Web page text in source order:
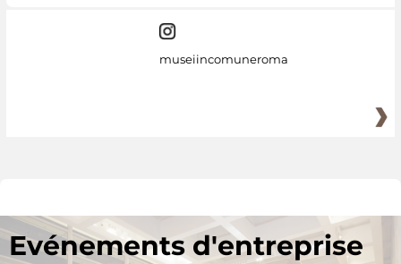
museiincomuneroma
Evénements d'entreprise